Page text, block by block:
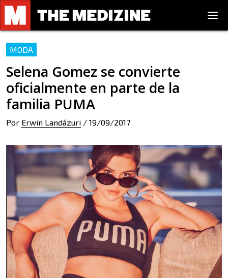
MODA
Selena Gomez se convierte
oficialmente en parte de la
familia PUMA
Por Erwin Landázuri / 19/09/2017